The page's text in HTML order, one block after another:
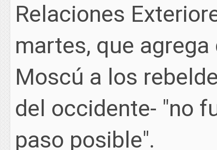
Relaciones
martes, que
Moscú a los
del occidente- "no
paso posible".